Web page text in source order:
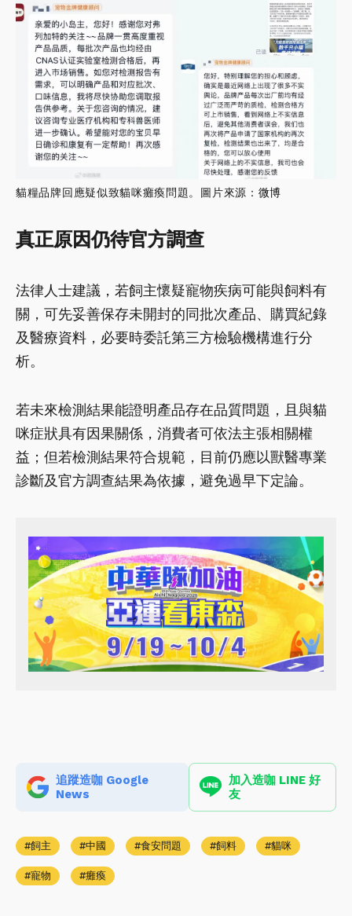
貓糧品牌回應疑似致貓咪癱瘓問題。圖片來源： 微博
真正原因仍待官方調查
法律人士建議，若飼主懷疑寵物疾病可能與飼料有
關，可先妥善保存未開封的同批次產品、購買紀錄
及醫療資料，必要時委託第三方檢驗機構進行分
析。
若未來檢測結果能證明產品存在品質問題，且與貓
咪症狀具有因果關係，消費者可依法主張相關權
益；但若檢測結果符合規範，目前仍應以獸醫專業
診斷及官方調查結果為依據，避免過早下定論。
追蹤造咖 Google
News
加入造咖 LINE 好
友
飼主 中國 食安問題 飼料 貓咪
寵物 癱瘓